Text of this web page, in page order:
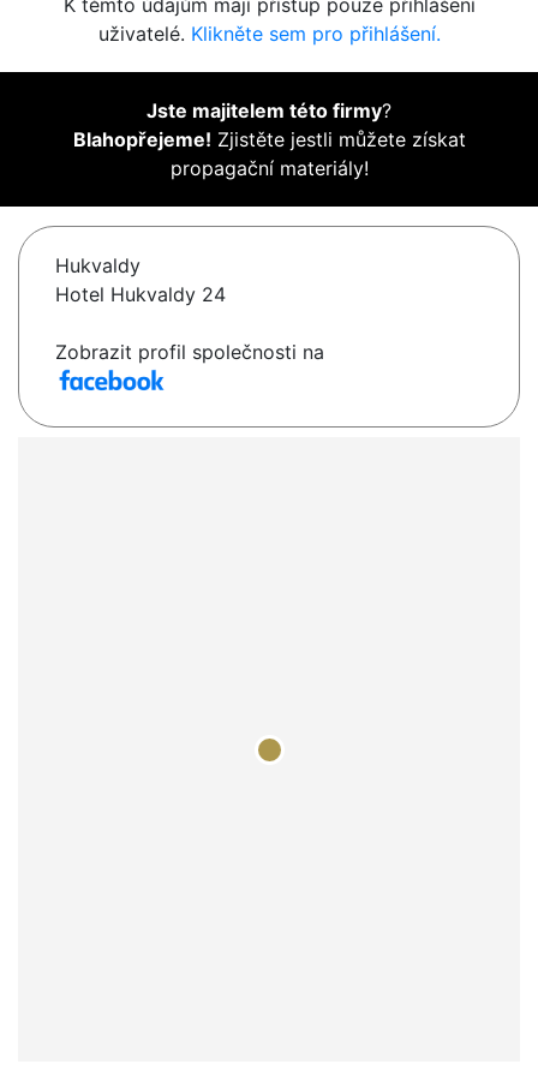
K těmto údajům mají přístup pouze přihlášení
uživatelé. Klikněte sem pro přihlášení.
Jste majitelem této firmy?
Blahopřejeme! Zjistěte jestli můžete získat
propagační materiály!
Hukvaldy
Hotel Hukvaldy 24
Zobrazit profil společnosti na